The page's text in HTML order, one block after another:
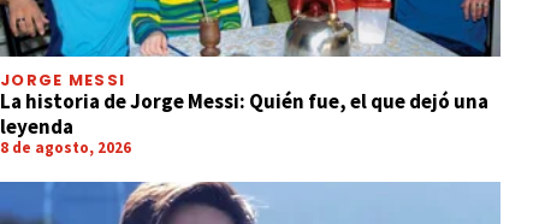
JORGE MESSI
La historia de Jorge Messi: Quién fue, el que dejó una
leyenda
8 de agosto, 2026